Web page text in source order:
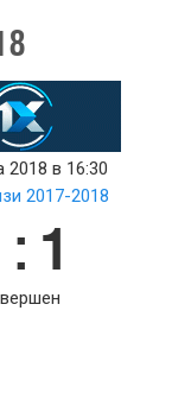
2018 в 16:30
2017-2018
1